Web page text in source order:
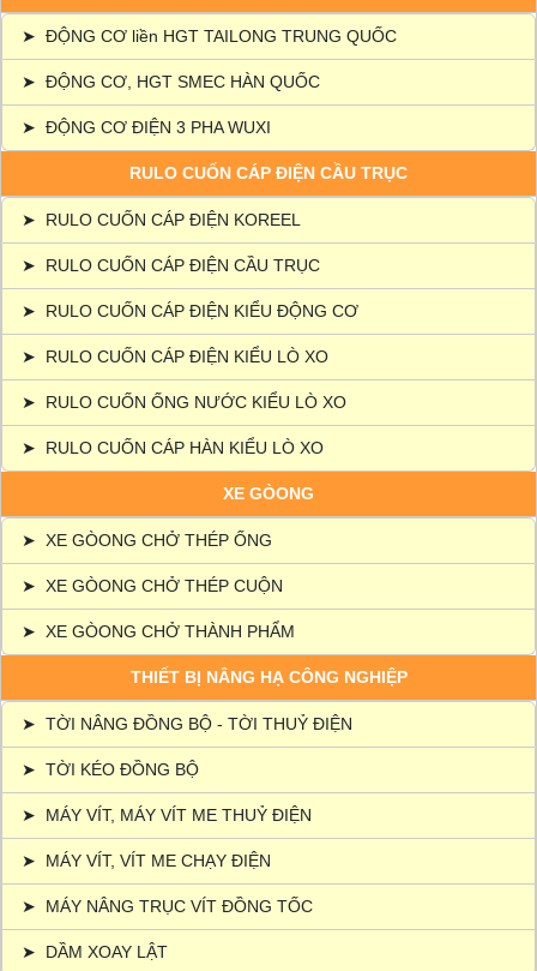
➤ ĐỘNG CƠ liền HGT TAILONG TRUNG QUỐC
➤ ĐỘNG CƠ, HGT SMEC HÀN QUỐC
➤ ĐỘNG CƠ ĐIỆN 3 PHA WUXI
RULO CUỐN CÁP ĐIỆN CẦU TRỤC
➤ RULO CUỐN CÁP ĐIỆN KOREEL
➤ RULO CUỐN CÁP ĐIỆN CẦU TRỤC
➤ RULO CUỐN CÁP ĐIỆN KIỂU ĐỘNG CƠ
➤ RULO CUỐN CÁP ĐIỆN KIỂU LÒ XO
➤ RULO CUỐN ỐNG NƯỚC KIỂU LÒ XO
➤ RULO CUỐN CÁP HÀN KIỂU LÒ XO
XE GÒONG
➤ XE GÒONG CHỞ THÉP ỐNG
➤ XE GÒONG CHỞ THÉP CUỘN
➤ XE GÒONG CHỞ THÀNH PHẨM
THIẾT BỊ NÂNG HẠ CÔNG NGHIỆP
➤ TỜI NÂNG ĐỒNG BỘ - TỜI THUỶ ĐIỆN
➤ TỜI KÉO ĐỒNG BỘ
➤ MÁY VÍT, MÁY VÍT ME THUỶ ĐIỆN
➤ MÁY VÍT, VÍT ME CHẠY ĐIỆN
➤ MÁY NÂNG TRỤC VÍT ĐỒNG TỐC
➤ DẦM XOAY LẬT